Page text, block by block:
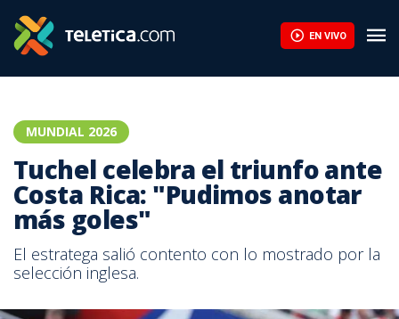
EN VIVO
MUNDIAL 2026
Tuchel celebra el triunfo ante
Costa Rica: "Pudimos anotar
más goles"
El estratega salió contento con lo mostrado por la
selección inglesa.